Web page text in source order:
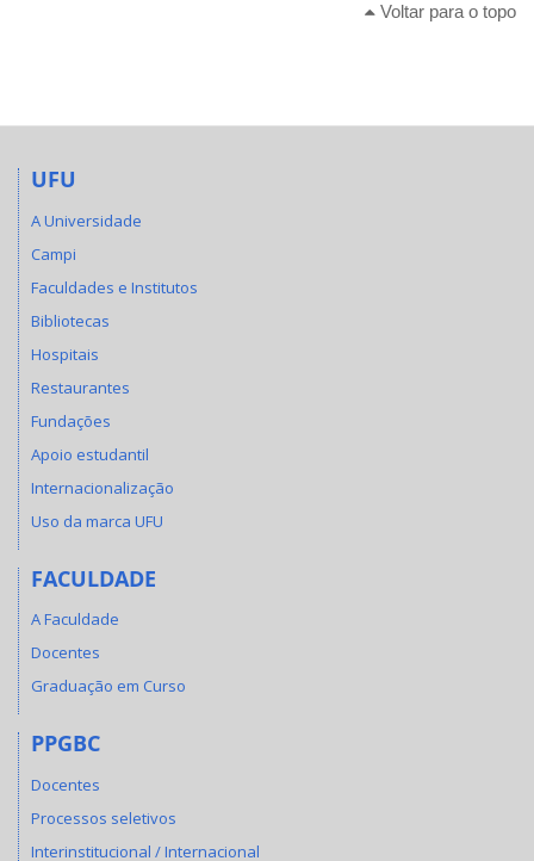
Voltar para o topo
UFU
A Universidade
Campi
Faculdades e Institutos
Bibliotecas
Hospitais
Restaurantes
Fundações
Apoio estudantil
Internacionalização
Uso da marca UFU
FACULDADE
A Faculdade
Docentes
Graduação em Curso
PPGBC
Docentes
Processos seletivos
Interinstitucional / Internacional